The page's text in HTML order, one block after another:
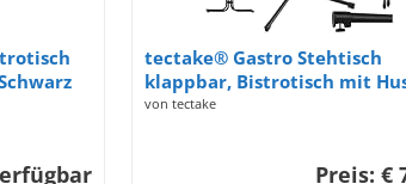
/
tectake® Gastro Stehtisch
klappbar, Bistrotisch mit
Tisch Ø80cm, Stehtisch mit
Stahlgestell, stabil und
von tectake
Preis: €